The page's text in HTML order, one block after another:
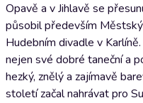
Opavě a v Jihlavě se
působil především
Hudebním divadle v
nejen své dobré taneční a
hezký, znělý a zajímavě
století začal nahrávat pro